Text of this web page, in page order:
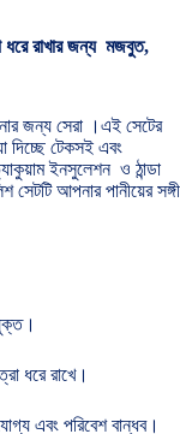
ধরে রাখার জন্য মজবুত,
জন্য সেরা ।এই সেটের
দিচ্ছে টেকসই এবং
ইনসুলেশন ও ঠান্ডা
সেটটি আপনার পানীয়ের সঙ্গী
ধরে রাখে।
এবং পরিবেশ বান্ধব।